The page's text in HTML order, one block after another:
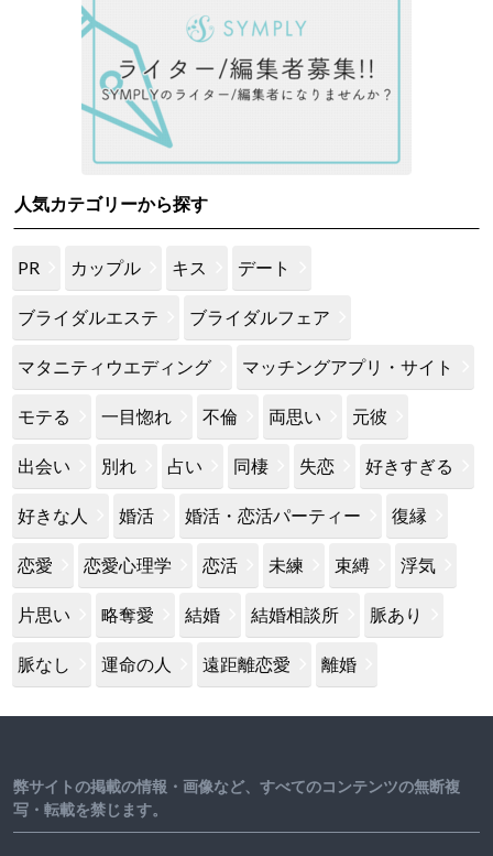
人気カテゴリーから探す
PR カップル キス デート
ブライダルエステ ブライダルフェア
マタニティウエディング マッチングアプリ・サイト
モテる 一目惚れ 不倫 両思い 元彼
出会い 別れ 占い 同棲 失恋 好きすぎる
好きな人 婚活 婚活・恋活パーティー 復縁
恋愛 恋愛心理学 恋活 未練 束縛 浮気
片思い 略奪愛 結婚 結婚相談所 脈あり
脈なし 運命の人 遠距離恋愛 離婚
弊サイトの掲載の情報・画像など、すべてのコンテンツの無断複
写・転載を禁じます。